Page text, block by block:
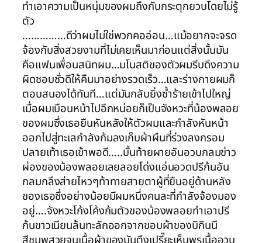
ทำเอาความเป็นหนุ่มของผมถึงกับกระตุกยวบโดยไม่รู้
ตัว
……………ดีว่าผมไม่ใช่พวกคออ่อน…แม้อยากจะจรด
จ้องกับสิ่งสวยงามที่ไม่เคยเห็นมาก่อนแต่สิ่งนั้นมัน
คือแฟนเพื่อนสนิทผม…มโนสติของตัวผมรีบดึงความ
ผิดชอบชั่วดีให้คืนมาอย่างรวดเร็ว…และร่างกายผมก็
ตอบสนองได้ทันที…แต่มันกลับยิ่งซ้ำร้ายเข้าไปใหญ่
เมื่อผมเบือนหน้าไปอีกหน่อยก็เป็นจังหวะที่น้องพลอย
ของผมซึ่งเธอยืนหันหลังให้ตัวผมและกำลังหันหน้า
ออกไปสู่ทะเลกำลังก้มลงเก็บผ้าผืนที่ร่วงลงกรอม
ปลายเท้าเธอเข้าพอดี…..บั้นท้ายผายอันอวบกลมข่าว
ผ่องของน้องพลอยเลยลอยโด่งแอ่นอวดปรีก้นอัน
กลมกลึงส่ายไหวๆท้าทายสายตาผู้ที่ยืนอยู่ด้านหลัง
ของเธอซึ่งอย่างน้อยมีผมหนึ่งคนละที่กำลังจ้องมอง
อยู่….จังหวะโก้งโค้งก้มตัวของน้องพลอยทำเอาปรี
ก้นขาวเนียนล้นทะลักออกจากขอบผ้าของบิกินนี